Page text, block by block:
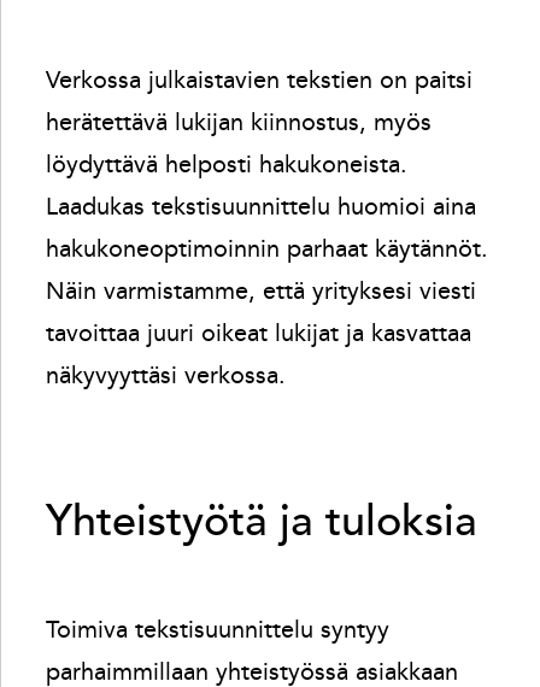
Verkossa julkaistavien tekstien on paitsi
herätettävä lukijan kiinnostus, myös
löydyttävä helposti hakukoneista.
Laadukas tekstisuunnittelu huomioi aina
hakukoneoptimoinnin parhaat käytännöt.
Näin varmistamme, että yrityksesi viesti
tavoittaa juuri oikeat lukijat ja kasvattaa
näkyvyyttäsi verkossa.
Yhteistyötä ja tuloksia
Toimiva tekstisuunnittelu syntyy
parhaimmillaan yhteistyössä asiakkaan